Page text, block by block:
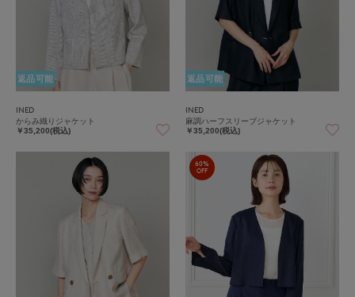
返品可能
INED
からみ織りジャケット
￥35,200(税込)
返品可能
INED
麻調ハーフスリーブジャケット
￥35,200(税込)
60%
OFF